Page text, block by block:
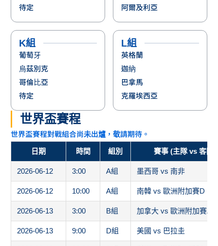
待定
阿爾及利亞
K組
葡萄牙
烏茲別克
哥倫比亞
待定
L組
英格蘭
迦納
巴拿馬
克羅埃西亞
世界盃賽程
世界盃賽程對戰組合尚未出爐，敬請期待。
日期 時間 組別 賽事 (主隊 vs 客隊)
2026-06-12 3:00 A組 墨西哥 vs 南非
2026-06-12 10:00 A組 南韓 vs 歐洲附加賽D
2026-06-13 3:00 B組 加拿大 vs 歐洲附加賽A
2026-06-13 9:00 D組 美國 vs 巴拉圭